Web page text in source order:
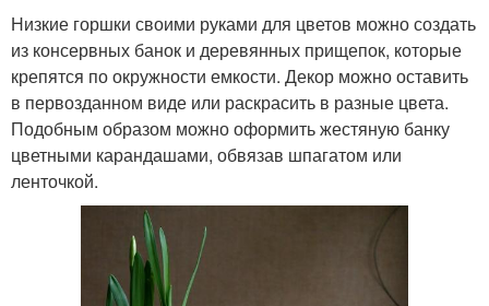
Низкие горшки своими руками для цветов можно создать
из консервных банок и деревянных прищепок, которые
крепятся по окружности емкости. Декор можно оставить
в первозданном виде или раскрасить в разные цвета.
Подобным образом можно оформить жестяную банку
цветными карандашами, обвязав шпагатом или
ленточкой.